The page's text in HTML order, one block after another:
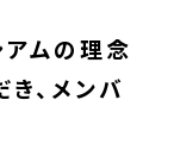
ムの理念
、メンバ